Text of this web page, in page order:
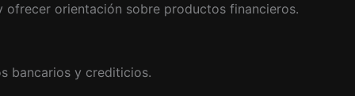
ofrecer orientación sobre productos financieros.
bancarios y crediticios.